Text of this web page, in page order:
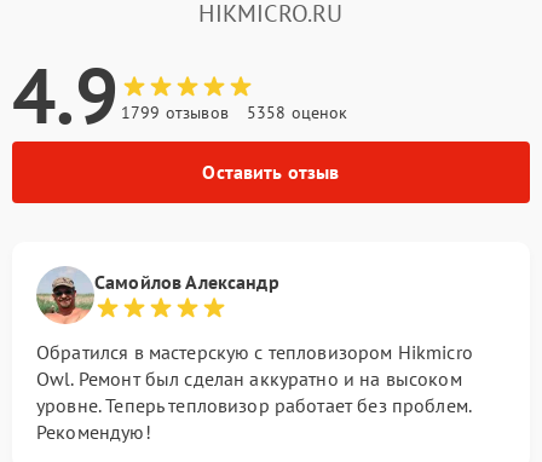
HIKMICRO.RU
4.9 1799 отзывов 5358 оценок
Оставить отзыв
Самойлов Александр
Обратился в мастерскую с тепловизором Hikmicro
Owl. Ремонт был сделан аккуратно и на высоком
уровне. Теперь тепловизор работает без проблем.
Рекомендую!